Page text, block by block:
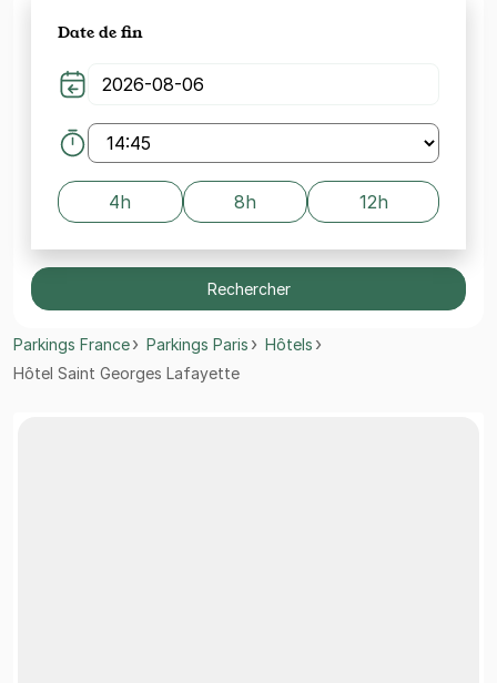
Date de fin
4h 8h 12h
Rechercher
Parkings France Parkings Paris
Hôtels
Hôtel Saint Georges Lafayette